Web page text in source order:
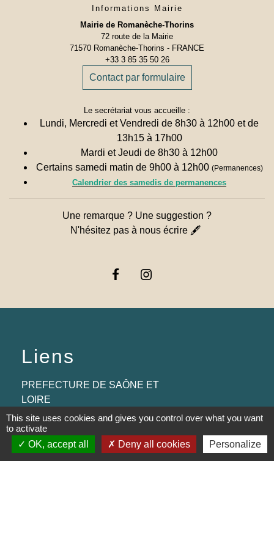
Informations Mairie
Mairie de Romanèche-Thorins
72 route de la Mairie
71570 Romanèche-Thorins - FRANCE
+33 3 85 35 50 26
Contact par formulaire
Le secrétariat vous accueille :
Lundi, Mercredi et Vendredi de 8h30 à 12h00 et de
13h15 à 17h00
Mardi et Jeudi de 8h30 à 12h00
Certains samedi matin de 9h00 à 12h00 (Permanences)
Calendrier des samedis de permanences
Une remarque ? Une suggestion ?
N'hésitez pas à nous écrire 🖋
Liens
PREFECTURE DE SAÔNE ET
LOIRE
RÉGION BOURGOGNE-
FRANCHE-COMTE
CONSEIL DÉPARTEMENTAL DE
This site uses cookies and gives you control over what you want
to activate
OK, accept all
Deny all cookies Personalize